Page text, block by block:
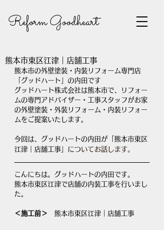
Reform Goodheart
熊本市東区江津｜店舗工事
熊本市の外壁塗装・内装リフォーム専門店
「グッドハート」の内田です
グッドハート株式会社は熊本市で、リフォー
ムの専門アドバイザー・工事スタッフがお家
の外壁塗装・外装リフォーム・内装リフォー
ムをご提案いたします。
今回は、グッドハートの内田が「熊本市東区
江津｜店舗工事」についてお話します。
こんにちは。グッドハートの内田です。
熊本市東区江津で店舗の内装工事を行いまし
た。
＜施工前＞ 熊本市東区江津｜店舗工事